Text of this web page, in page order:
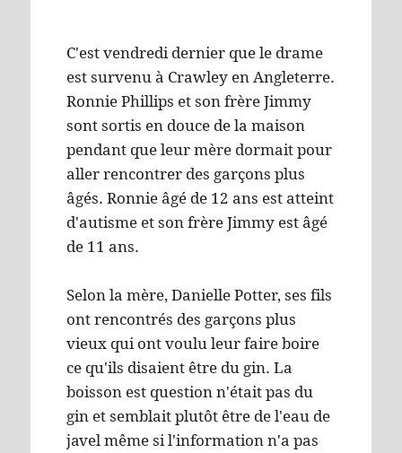
C'est vendredi dernier que le drame
est survenu à Crawley en Angleterre.
Ronnie Phillips et son frère Jimmy
sont sortis en douce de la maison
pendant que leur mère dormait pour
aller rencontrer des garçons plus
âgés. Ronnie âgé de 12 ans est atteint
d'autisme et son frère Jimmy est âgé
de 11 ans.
Selon la mère, Danielle Potter, ses fils
ont rencontrés des garçons plus
vieux qui ont voulu leur faire boire
ce qu'ils disaient être du gin. La
boisson est question n'était pas du
gin et semblait plutôt être de l'eau de
javel même si l'information n'a pas